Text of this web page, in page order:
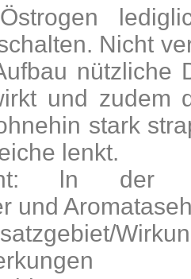
Nicht
nützliche
und zudem
stark
lenkt.
ln der
und